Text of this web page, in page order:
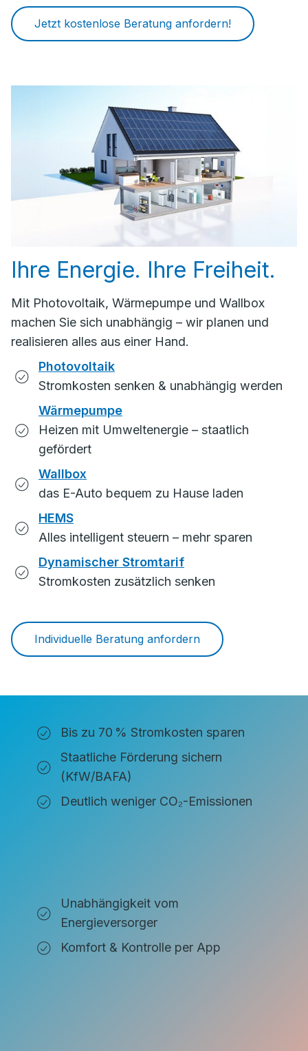
Jetzt kostenlose Beratung anfordern!
Ihre Energie. Ihre Freiheit.
Mit Photovoltaik, Wärmepumpe und Wallbox
machen Sie sich unabhängig – wir planen und
realisieren alles aus einer Hand.
Photovoltaik
Stromkosten senken & unabhängig werden
Wärmepumpe
Heizen mit Umweltenergie – staatlich
gefördert
Wallbox
das E-Auto bequem zu Hause laden
HEMS
Alles intelligent steuern – mehr sparen
Dynamischer Stromtarif
Stromkosten zusätzlich senken
Individuelle Beratung anfordern
Bis zu 70 % Stromkosten sparen
Staatliche Förderung sichern
(KfW/BAFA)
Deutlich weniger CO₂-Emissionen
Unabhängigkeit vom
Energieversorger
Komfort & Kontrolle per App